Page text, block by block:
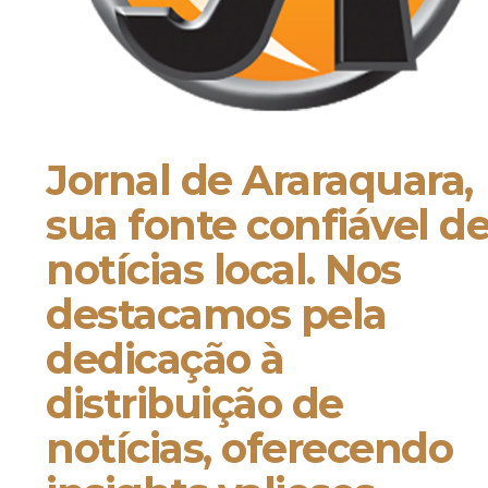
Jornal de Araraquara,
sua fonte confiável
notícias local. Nos
destacamos pela
dedicação à
distribuição de
notícias, oferecendo